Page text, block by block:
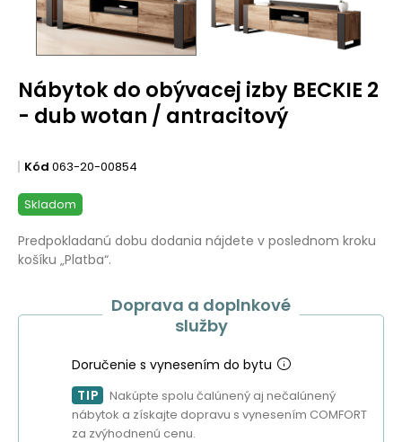
Nábytok do obývacej izby BECKIE 2
- dub wotan / antracitový
Kód 063-20-00854
Skladom
Predpokladanú dobu dodania nájdete v poslednom kroku
košíku „Platba“.
Doprava a doplnkové
služby
Doručenie s vynesením do bytu
TIP
Nakúpte spolu čalúnený aj nečalúnený
nábytok a získajte dopravu s vynesením COMFORT
za zvýhodnenú cenu.